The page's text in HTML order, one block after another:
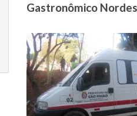
Gastronômico